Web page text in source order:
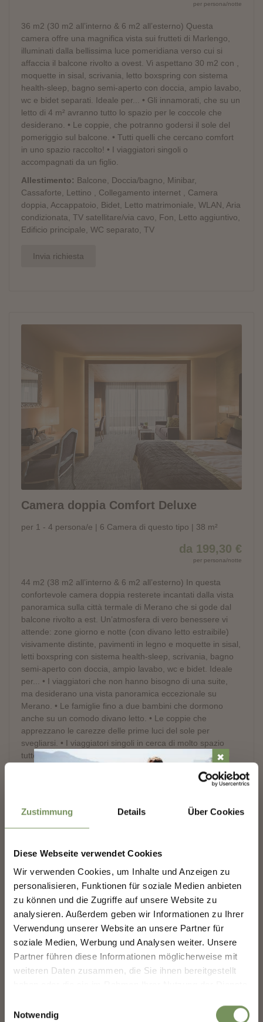
Zustimmung Details Über Cookies
Diese Webseite verwendet Cookies
Wir verwenden Cookies, um Inhalte und Anzeigen zu
personalisieren, Funktionen für soziale Medien anbieten
zu können und die Zugriffe auf unsere Website zu
analysieren. Außerdem geben wir Informationen zu Ihrer
Verwendung unserer Website an unsere Partner für
soziale Medien, Werbung und Analysen weiter. Unsere
Partner führen diese Informationen möglicherweise mit
weiteren Daten zusammen, die Sie ihnen bereitgestellt
Notwendig
✖
NEWSLETTER-MARLENGO
Scoprite il meglio di Marlengo! 🌄
Iscriviti subito alla nostra newsletter e sarai il primo
a conoscere offerte esclusive, eventi speciali e
consigli nascosti per la tua prossima visita a
Marlengo!
tua vacanza a Marlengo
ancora più bella!
Saluto